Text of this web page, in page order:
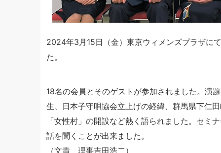
2024年3月15日（金）東京ウィメンズプラザに
た。
18名の会員とそのゲストが参加されました。
生、日本子守唄協会立上げの経緯、群馬県下仁
「女性村」の開設など熱く語られました。セミ
話を聞くことが出来ました。
（文責 理事吉田浩二）